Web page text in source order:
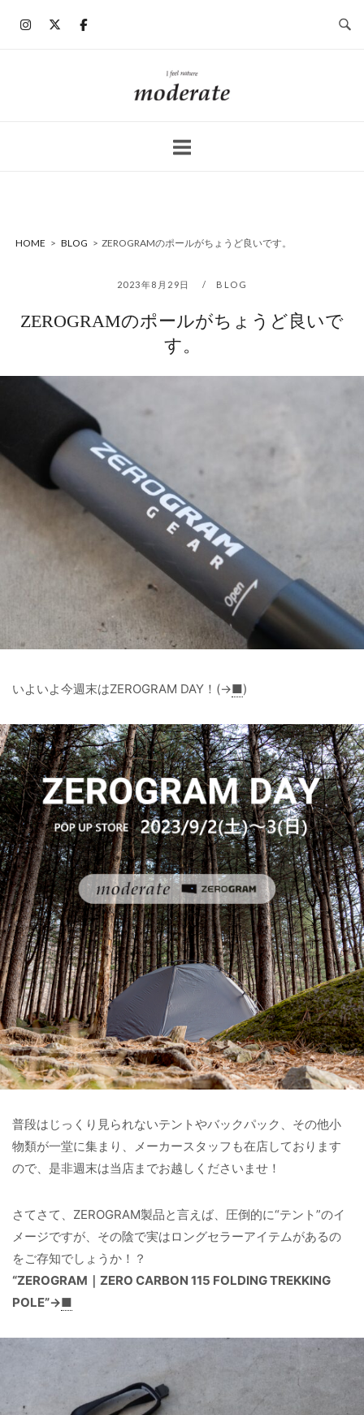
ホ
ー
HOME > BLOG > ZEROGRAMのポールがちょうど良いです。
2023年8月29日 BLOG
ZEROGRAMのポールがちょうど良いで
す。
いよいよ今週末はZEROGRAM DAY！(→■)
普段はじっくり見られないテントやバックパック、その他小
物類が一堂に集まり、メーカースタッフも在店しております
ので、是非週末は当店までお越しくださいませ！
さてさて、ZEROGRAM製品と言えば、圧倒的に“テント”のイ
メージですが、その陰で実はロングセラーアイテムがあるの
をご存知でしょうか！？
“ZEROGRAM｜ZERO CARBON 115 FOLDING TREKKING
POLE”→■